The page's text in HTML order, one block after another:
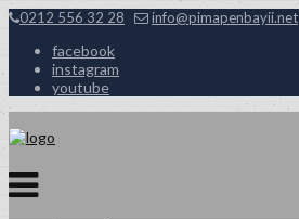
0212 556 32 28 info@pimapenbayii.net
facebook
instagram
youtube